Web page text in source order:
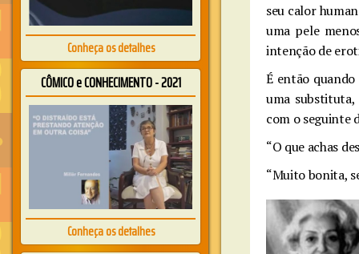
Conheça os detalhes
CÔMICO e CONHECIMENTO - 2021
Conheça os detalhes
seu calor
uma pele
intenção de
É então
uma
com o seguinte
“O que achas
“Muito bonita,